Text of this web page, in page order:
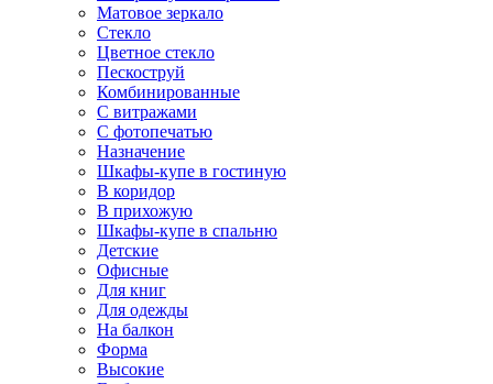
Матовое зеркало
Стекло
Цветное стекло
Пескоструй
Комбинированные
С витражами
С фотопечатью
Назначение
Шкафы-купе в гостиную
В коридор
В прихожую
Шкафы-купе в спальню
Детские
Офисные
Для книг
Для одежды
На балкон
Форма
Высокие